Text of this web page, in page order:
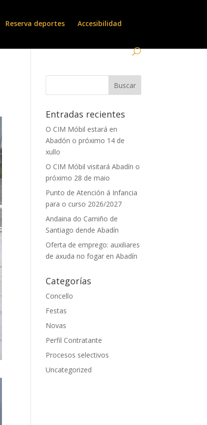
Reserva deportes Accesibilidad
Entradas recientes
O CIM Móbil estará en
Abadón o próximo 14 de
xullo
O CIM Móbil visitará Abadín o
próximo 28 de maio
Punto de Atención á Infancia
para o curso 2026/2027
Andaina do Camiño de
Santiago dende Abadín
Oferta de emprego: auxiliares
de axuda no fogar en Abadín
Categorías
Concello
Festas
Novas
Perfil Contratante
Procesos selectivos
Uncategorized